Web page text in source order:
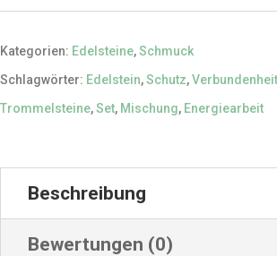
Menge
Kategorien: Edelsteine,Schmuck
Schlagwörter: Edelstein,Schutz,Verbundenheit
Trommelsteine,Set, Mischung, Energiearbeit
Beschreibung
Bewertungen (0)